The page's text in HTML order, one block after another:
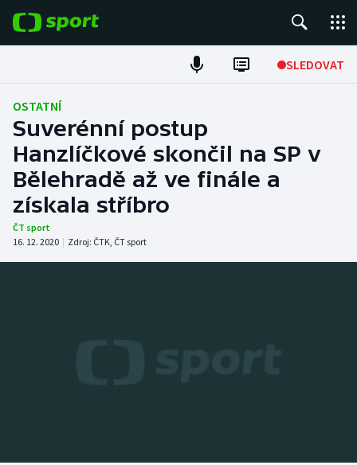
SLEDOVAT
Fotbal
Hokej
Tenis
Atletika
OSTATNÍ
Suverénní postup
Hanzlíčkové skončil na SP v
Bělehradě až ve finále a
získala stříbro
ČT sport
16. 12. 2020 | Zdroj: ČTK, ČT sport